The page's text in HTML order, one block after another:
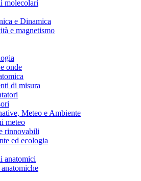
molecolari
e Dinamica
e magnetismo
onde
di misura
Meteo e Ambiente
meteo
rinnovabili
ed ecologia
anatomici